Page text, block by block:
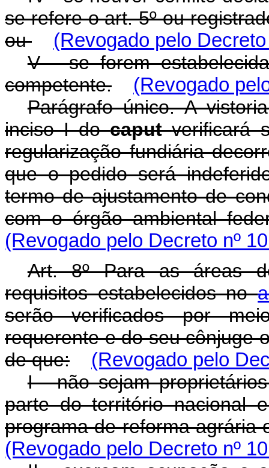
se refere o art. 5º ou
ou
(Revogado pelo
V - se forem
competente.
(Revogado
Parágrafo único. A
inciso I docaputverificará
regularização fundiária
que o pedido será
termo de ajustamento de
com o órgão ambiental
(Revogado pelo Decreto nº
Art. 8º Para as áreas
requisitos estabelecidos no
serão verificados por
requerente e do seu cônjuge
de que:
(Revogado pelo
I - não sejam
parte do território nacional
programa de reforma
(Revogado pelo Decreto nº